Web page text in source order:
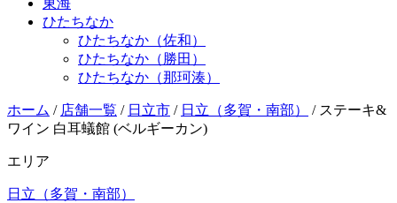
東海
ひたちなか
ひたちなか（佐和）
ひたちなか（勝田）
ひたちなか（那珂湊）
ホーム / 店舗一覧 / 日立市 / 日立（多賀・南部） / ステーキ&
ワイン 白耳蟻館 (ベルギーカン)
エリア
日立（多賀・南部）